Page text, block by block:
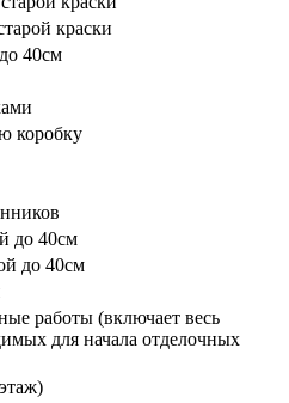
краски
40см
коробку
до 40см
до 40см
работы (включает весь
для начала отделочных